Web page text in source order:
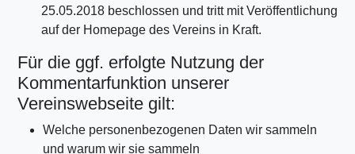
25.05.2018 beschlossen und tritt mit Veröffentlichung
auf der Homepage des Vereins in Kraft.
Für die ggf. erfolgte Nutzung der
Kommentarfunktion unserer
Vereinswebseite gilt:
Welche personenbezogenen Daten wir sammeln
und warum wir sie sammeln